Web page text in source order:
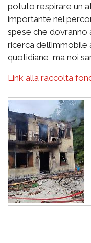
potuto respirare un
importante nel
spese che
ricerca dell’immobile
quotidiane, ma noi
Link alla raccolta